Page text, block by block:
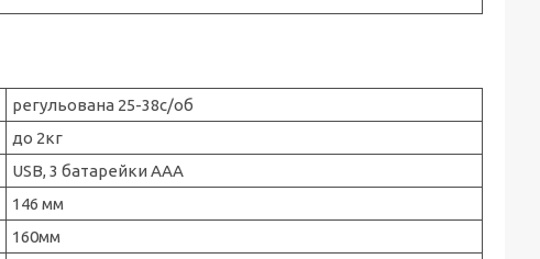
регульована 25-38с/об
до 2кг
USB, 3 батарейки AAA
146 мм
160мм